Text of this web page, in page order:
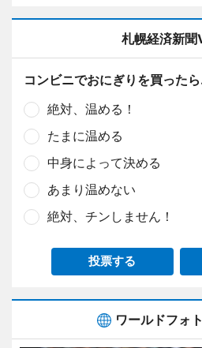
札幌経済新聞
コンビニでおにぎりを買った
絶対、温める！
たまに温める
中身によって決める
あまり温めない
絶対、チンしません！
投票する
ワールドフォ